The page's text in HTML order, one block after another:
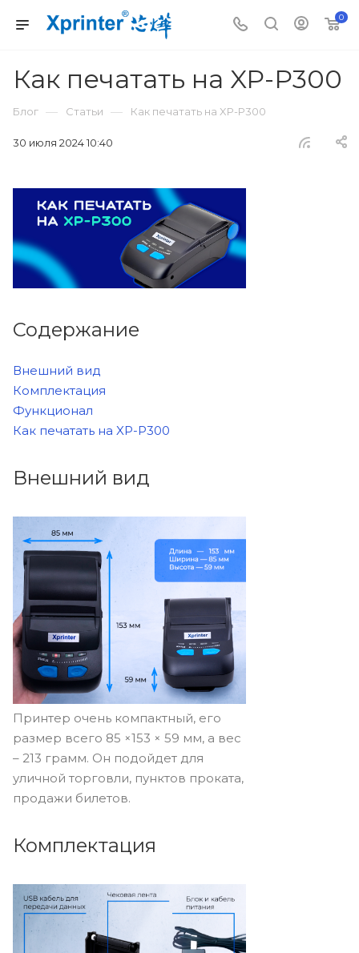
0
Как печатать на XP-P300
Блог — Статьи — Как печатать на XP-P300
30 июля 2024 10:40
Содержание
Внешний вид
Комплектация
Функционал
Как печатать на XP-P300
Внешний вид
Принтер очень компактный, его
размер всего 85 ×153 × 59 мм, а вес
– 213 грамм. Он подойдет для
уличной торговли, пунктов проката,
продажи билетов.
Комплектация